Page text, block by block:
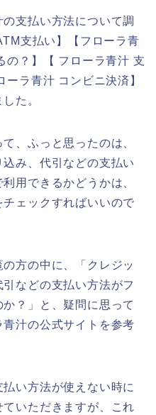
支払い方法について調
支払い】【フローラ青
？】【 フローラ青汁 支
ラ青汁 コンビニ決済】
た。
、ふっと思ったのは、
み、代引などの支払い
用できるかどうかは、
ェックすればいいので
方の中に、「クレジッ
などの支払い方法がフ
？」と、疑問に思って
汁の公式サイトを参考
い方法が使えない時に
いただきますが、これ